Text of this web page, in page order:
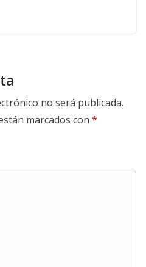
no será publicada.
marcados con *